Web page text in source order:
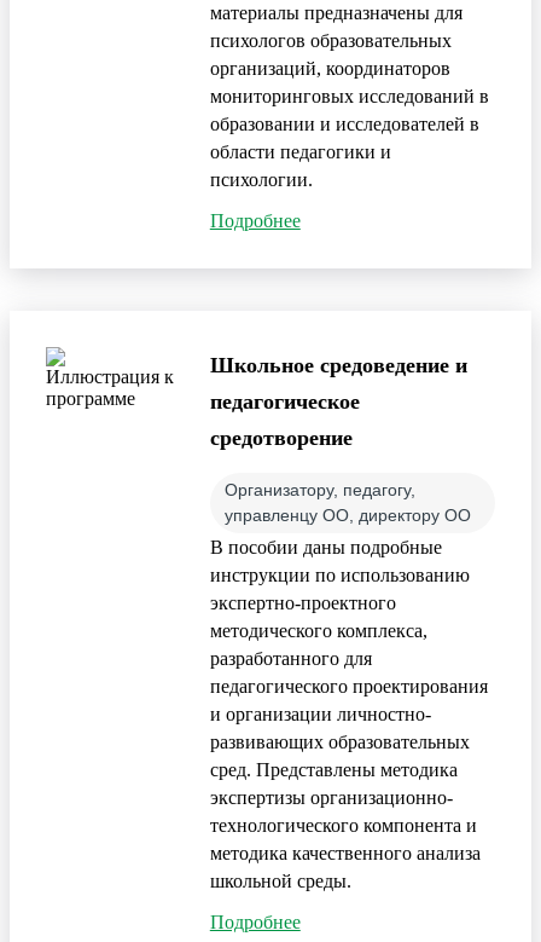
материалы предназначены для
психологов образовательных
организаций, координаторов
мониторинговых исследований в
образовании и исследователей в
области педагогики и
психологии.
Подробнее
Школьное средоведение и
педагогическое
средотворение
Организатору, педагогу,
управленцу ОО, директору ОО
В пособии даны подробные
инструкции по использованию
экспертно-проектного
методического комплекса,
разработанного для
педагогического проектирования
и организации личностно-
развивающих образовательных
сред. Представлены методика
экспертизы организационно-
технологического компонента и
методика качественного анализа
школьной среды.
Подробнее